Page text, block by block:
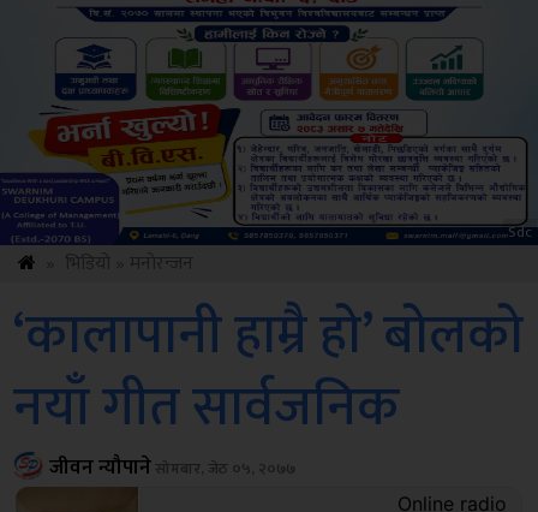
Sdc
‘कालापानी हाम्रै हो’ बोलको
नयाँ गीत सार्वजनिक
जीवन न्यौपानेसोमबार, जेठ ०५, २०७७